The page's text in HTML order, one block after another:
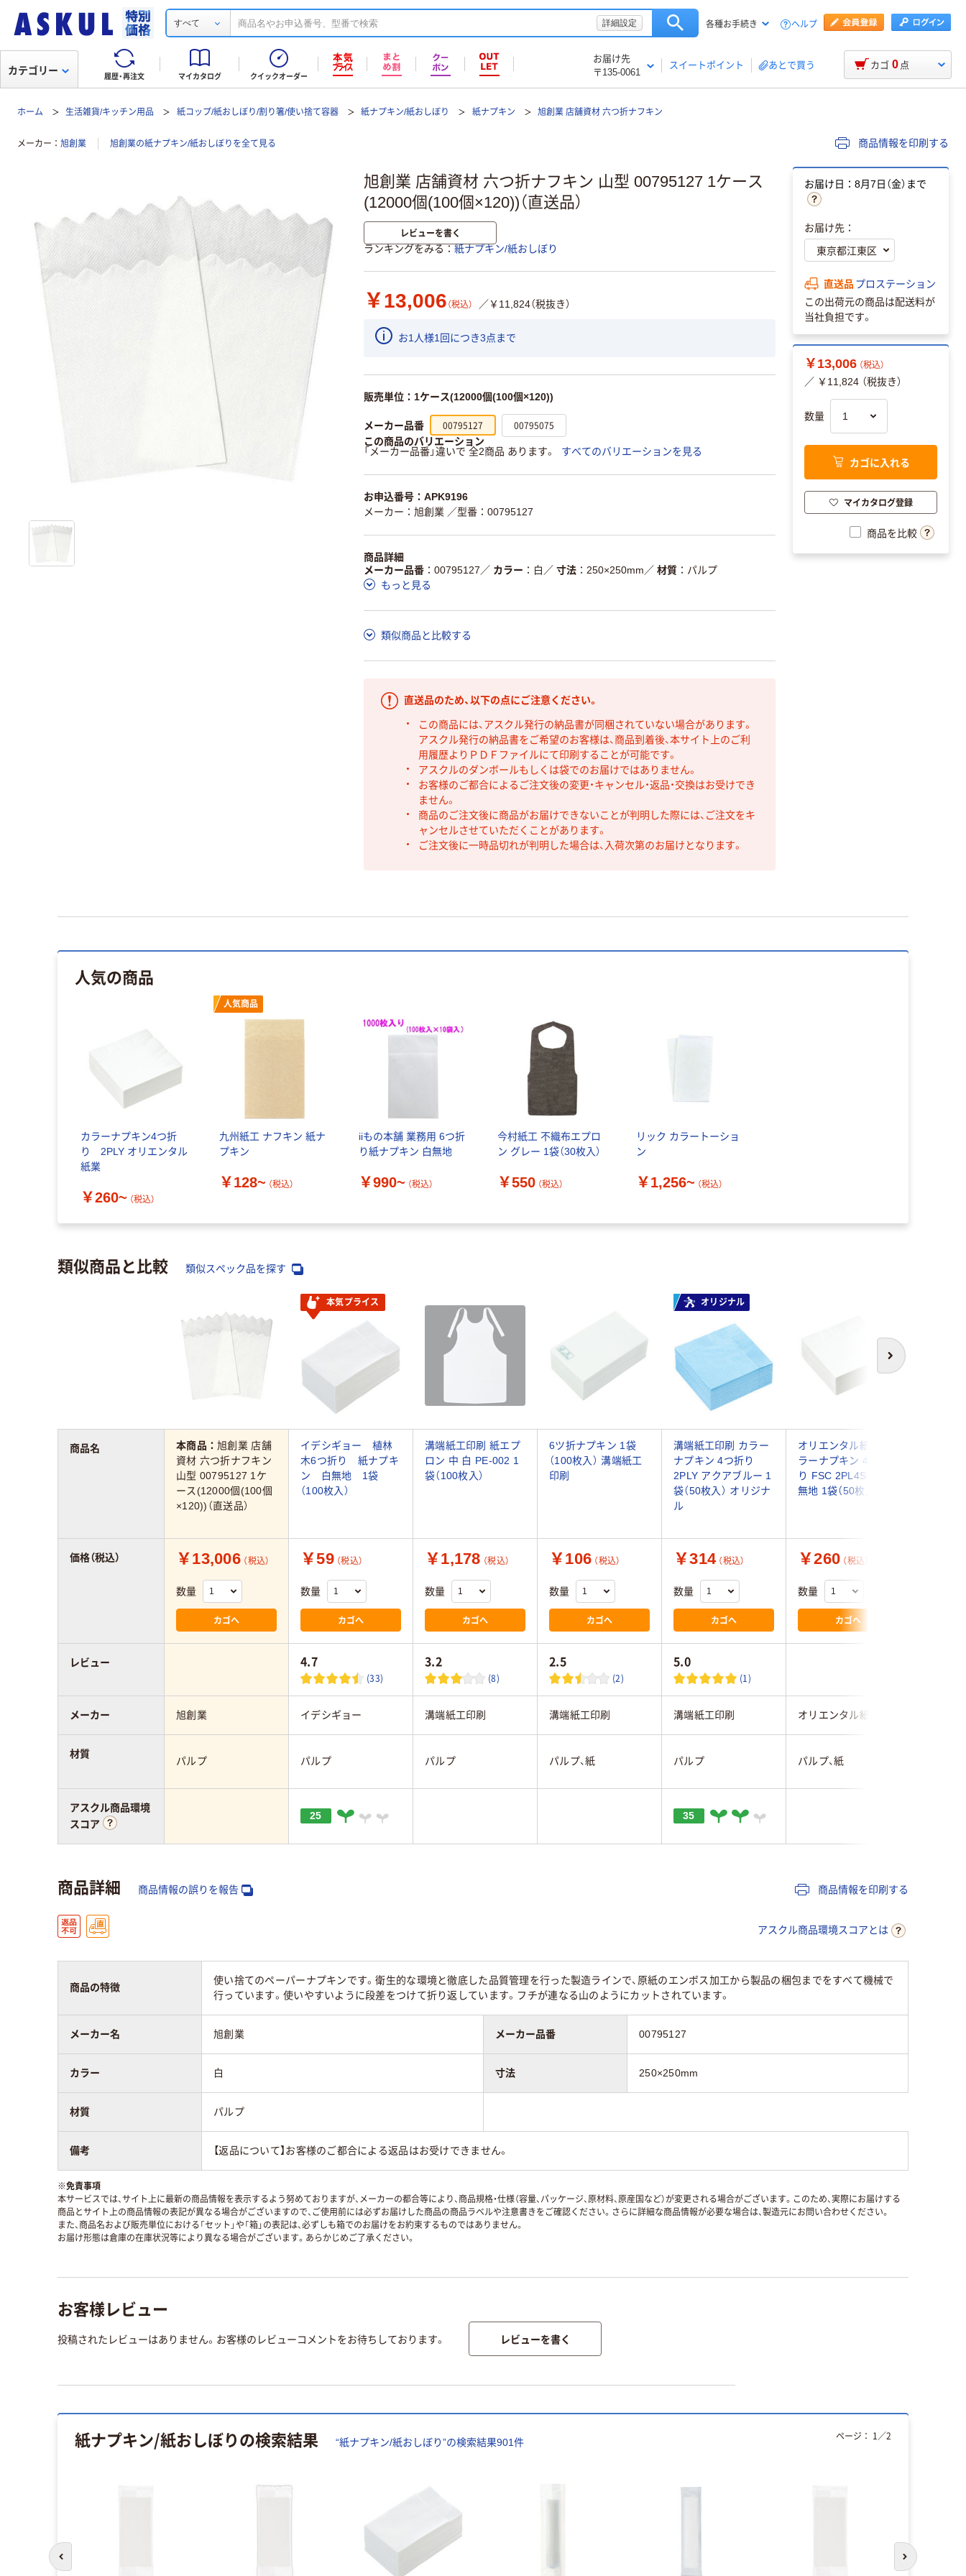
すべて 詳細設定 各種お手続き ヘルプ
履歴・再注文 マイカタログ クイックオーダー
お届け先
〒135-0061
スイートポイント あとで買う
カテゴリー カゴ 0 点
ホーム 生活雑貨/キッチン用品 紙コップ/紙おしぼり/割り箸/使い捨て容器 紙ナプキン/紙おしぼり 紙ナプキン 旭創業 店舗資材 六つ折ナフキン
メーカー 旭創業 旭創業の紙ナプキン/紙おしぼりを全て見る 商品情報を印刷する
旭創業 店舗資材 六つ折ナフキン 山型 00795127 1ケース
(12000個(100個×120))（直送品）
レビューを書く
ランキングをみる 紙ナプキン/紙おしぼり
￥13,006 （税込） ／￥11,824（税抜き）
お1人様1回につき3点まで
販売単位：1ケース(12000個(100個×120))
メーカー品番 00795127 00795075
この商品のバリエーション
「メーカー品番」違いで 全2商品 あります。
すべてのバリエーションを見る
お申込番号：APK9196
メーカー：旭創業 ／型番：00795127
商品詳細
メーカー品番
00795127 ／ カラー 白 ／ 寸法 250×250mm ／ 材質
パルプ
もっと見る
類似商品と比較する
直送品のため、以下の点にご注意ください。
この商品には、アスクル発行の納品書が同梱されていない場合があります。
アスクル発行の納品書をご希望のお客様は、商品到着後、本サイト上のご利
用履歴よりＰＤＦファイルにて印刷することが可能です。
アスクルのダンボールもしくは袋でのお届けではありません。
お客様のご都合によるご注文後の変更・キャンセル・返品・交換はお受けでき
ません。
商品のご注文後に商品がお届けできないことが判明した際には、ご注文をキ
ャンセルさせていただくことがあります。
ご注文後に一時品切れが判明した場合は、入荷次第のお届けとなります。
お届け日：8月7日（金）まで
お届け先：
直送品 プロステーション
この出荷元の商品は配送料が
当社負担です。
￥13,006 （税込）
／ ￥11,824 （税抜き）
数量
カゴに入れる
マイカタログ登録
商品を比較
人気の商品
カラーナプキン4つ折
り 2PLY オリエンタル
紙業
￥260~ （税込）
人気商品
九州紙工 ナフキン 紙ナ
プキン
￥128~ （税込）
iiもの本舗 業務用 6つ折
り紙ナプキン 白無地
￥990~ （税込）
今村紙工 不織布エプロ
ン グレー 1袋（30枚入）
￥550 （税込）
リック カラートーショ
ン
￥1,256~ （税込）
類似商品と比較 類似スペック品を探す
次へ
本気プライス オリジナル
本商品：旭創業 店舗
資材 六つ折ナフキン
山型 00795127 1ケ
ース(12000個(100個
×120))（直送品）
イデシギョー 植林
木6つ折り 紙ナプキ
ン 白無地 1袋
（100枚入）
溝端紙工印刷 紙エプ
ロン 中 白 PE-002 1
袋（100枚入）
6ツ折ナプキン 1袋
（100枚入） 溝端紙工
印刷
溝端紙工印刷 カラー
ナプキン 4つ折り
2PLY アクアブルー 1
袋（50枚入） オリジナ
ル
オリエンタル紙業 カ
ラーナプキン 4つ折
り FSC 2PL4S-24 白
無地 1袋（50枚入）
￥13,006 （税込）
数量
カゴへ
￥59 （税込）
数量
カゴへ
￥1,178 （税込）
数量
カゴへ
￥106 （税込）
数量
カゴへ
￥314 （税込）
数量
カゴへ
￥260 （税込）
数量
カゴへ
4.7
(33)
3.2
(8)
2.5
(2)
5.0
(1)
旭創業 イデシギョー 溝端紙工印刷 溝端紙工印刷 溝端紙工印刷 オリエンタル紙業
パルプ パルプ パルプ パルプ、紙 パルプ パルプ、紙
25 35
商品名
価格（税込）
レビュー
メーカー
材質
アスクル商品環境
スコア
商品詳細 商品情報の誤りを報告 商品情報を印刷する
アスクル商品環境スコアとは
商品の特徴
使い捨てのペーパーナプキンです。衛生的な環境と徹底した品質管理を行った製造ラインで、原紙のエンボス加工から製品の梱包までをすべて機械で
行っています。使いやすいように段差をつけて折り返しています。フチが連なる山のようにカットされています。
メーカー名 旭創業 メーカー品番 00795127
カラー 白 寸法 250×250mm
材質 パルプ
備考 【返品について】お客様のご都合による返品はお受けできません。
※免責事項
本サービスでは、サイト上に最新の商品情報を表示するよう努めておりますが、メーカーの都合等により、商品規格・仕様（容量、パッケージ、原材料、原産国など）が変更される場合がございます。このため、実際にお届けする
商品とサイト上の商品情報の表記が異なる場合がございますので、ご使用前には必ずお届けした商品の商品ラベルや注意書きをご確認ください。さらに詳細な商品情報が必要な場合は、製造元にお問い合わせください。
また、商品名および販売単位における「セット」や「箱」の表記は、必ずしも箱でのお届けをお約束するものではありません。
お届け形態は倉庫の在庫状況等により異なる場合がございます。あらかじめご了承ください。
お客様レビュー
投稿されたレビューはありません。お客様のレビューコメントをお待ちしております。 レビューを書く
紙ナプキン/紙おしぼりの検索結果 “紙ナプキン/紙おしぼり”の検索結果901件
ページ： 1 ／2
次のスライド